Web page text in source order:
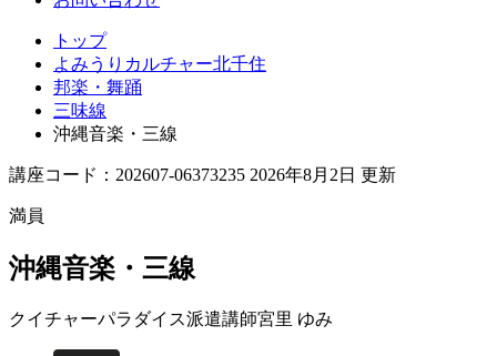
トップ
よみうりカルチャー北千住
邦楽・舞踊
三味線
沖縄音楽・三線
講座コード：202607-06373235 2026年8月2日 更新
満員
沖縄音楽・三線
クイチャーパラダイス派遣講師宮里 ゆみ